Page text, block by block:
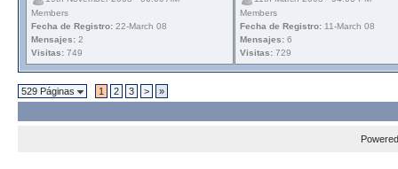
Members
Fecha de Registro: 22-March 08
Mensajes: 2
Visitas: 749
Members
Fecha de Registro: 11-March 08
Mensajes: 6
Visitas: 729
529 Páginas 1 2 3 > »